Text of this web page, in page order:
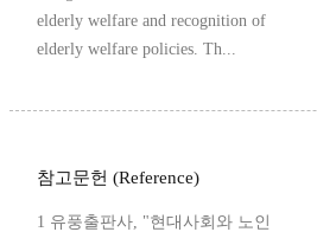
elderly welfare and recognition of
elderly welfare policies. Th...
참고문헌 (Reference)
1 유풍출판사, "현대사회와 노인